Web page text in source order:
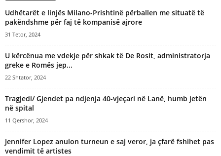
Udhëtarët e linjës Milano-Prishtinë përballen me situatë të
pakëndshme për faj të kompanisë ajrore
31 Tetor, 2024
U kërcënua me vdekje për shkak të De Rosit, administratorja
greke e Romës jep...
22 Shtator, 2024
Tragjedi/ Gjendet pa ndjenja 40-vjeçari në Lanë, humb jetën
në spital
11 Qershor, 2024
Jennifer Lopez anulon turneun e saj veror, ja çfarë fshihet pas
vendimit të artistes